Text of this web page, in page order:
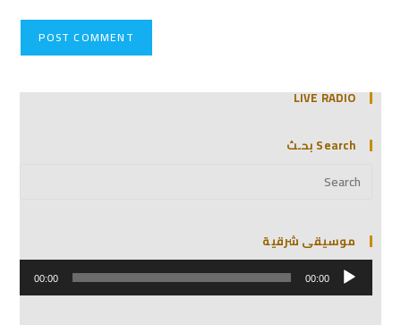
LIVE RADIO
Search بحـث
موسيقى شرقية
مشغل
الصوت 00:00
00:00